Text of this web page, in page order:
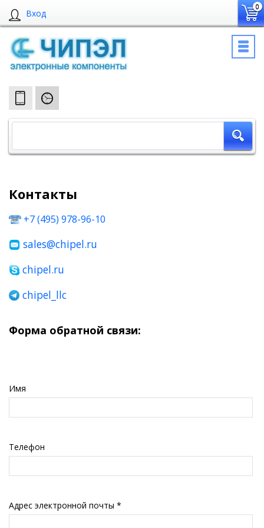
Вход
0
Контакты
+7 (495) 978-96-10
sales@chipel.ru
chipel.ru
chipel_llc
Форма обратной связи:
Имя
Телефон
Адрес электронной почты *